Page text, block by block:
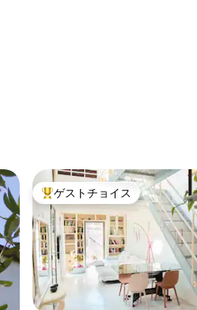
大好評のゲストチョイスです。
ゲストチョイス